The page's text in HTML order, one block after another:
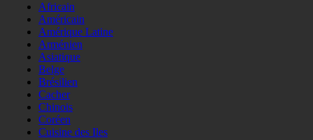
Africain
Américain
Amérique Latine
Arménien
Asiatique
Belge
Brésilien
Cacher
Chinois
Coréen
Cuisine des Iles